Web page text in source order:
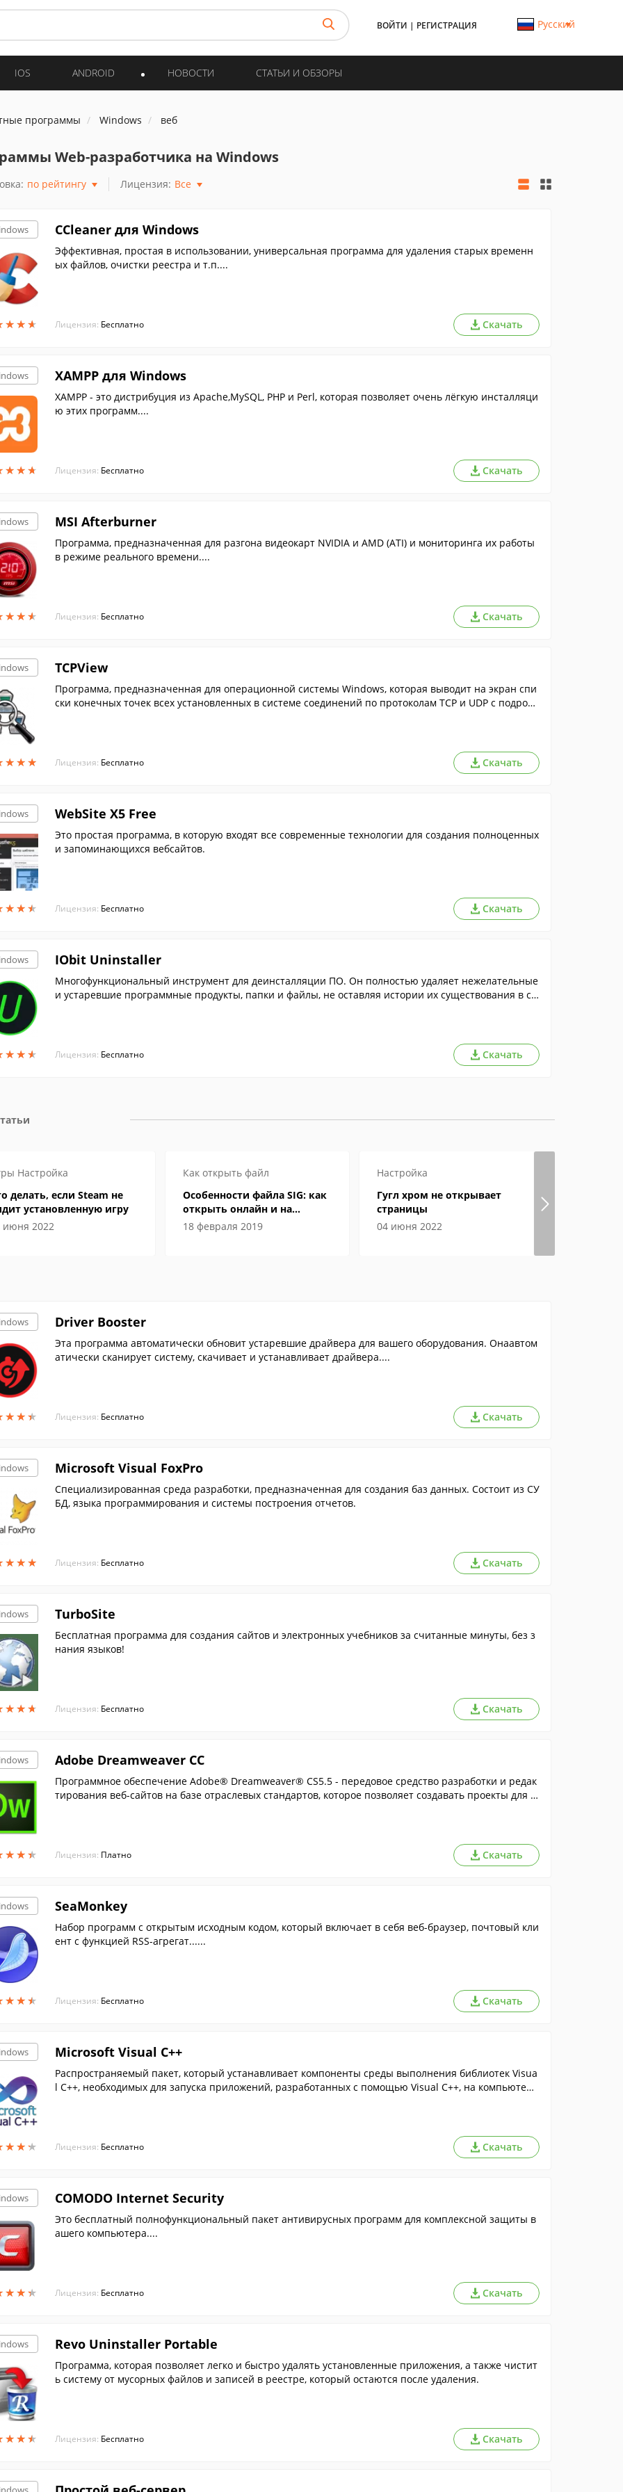
ВОЙТИ | РЕГИСТРАЦИЯ Русский
IOS ANDROID НОВОСТИ СТАТЬИ И ОБЗОРЫ
программы Windows веб
Web-разработчика на Windows
по рейтингу Лицензия: Все
★★★
★★★
CCleaner для Windows
Эффективная, простая в использовании, универсальная программа для удаления старых временн
ых файлов, очистки реестра и т.п....
Лицензия: Бесплатно Скачать
★★★
★★★
XAMPP для Windows
XAMPP - это дистрибуция из Apache,MySQL, PHP и Perl, которая позволяет очень лёгкую инсталляци
ю этих программ....
Лицензия: Бесплатно Скачать
★★★
★★★
MSI Afterburner
Программа, предназначенная для разгона видеокарт NVIDIA и AMD (ATI) и мониторинга их работы
в режиме реального времени....
Лицензия: Бесплатно Скачать
★★★
★★★
TCPView
Программа, предназначенная для операционной системы Windows, которая выводит на экран спи
ски конечных точек всех установленных в системе соединений по протоколам TCP и UDP с подробн
Лицензия: Бесплатно Скачать
★★★
★★★
WebSite X5 Free
Это простая программа, в которую входят все современные технологии для создания полноценных
и запоминающихся вебсайтов.
Лицензия: Бесплатно Скачать
★★★
★★★
IObit Uninstaller
Многофункциональный инструмент для деинсталляции ПО. Он полностью удаляет нежелательные
и устаревшие программные продукты, папки и файлы, не оставляя истории их существования в си
Лицензия: Бесплатно Скачать
Настройка
делать, если Steam не
установленную игру
июня 2022
Как открыть файл
Особенности файла SIG: как
открыть онлайн и на
компьютере
18 февраля 2019
Настройка
Гугл хром не открывает
страницы
04 июня 2022
★★★
★★★
Driver Booster
Эта программа автоматически обновит устаревшие драйвера для вашего оборудования. Онаавтом
атически сканирует систему, скачивает и устанавливает драйвера....
Лицензия: Бесплатно Скачать
★★★
★★★
Microsoft Visual FoxPro
Специализированная среда разработки, предназначенная для создания баз данных. Состоит из СУ
БД, языка программирования и системы построения отчетов.
Лицензия: Бесплатно Скачать
★★★
★★★
TurboSite
Бесплатная программа для создания сайтов и электронных учебников за считанные минуты, без з
нания языков!
Лицензия: Бесплатно Скачать
★★★
★★★
Adobe Dreamweaver CC
Программное обеспечение Adobe® Dreamweaver® CS5.5 - передовое средство разработки и редак
тирования веб-сайтов на базе отраслевых стандартов, которое позволяет создавать проекты для н
Лицензия: Платно Скачать
★★★
★★★
SeaMonkey
Набор программ с открытым исходным кодом, который включает в себя веб-браузер, почтовый кли
ент с функцией RSS-агрегат......
Лицензия: Бесплатно Скачать
★★★
★★★
Microsoft Visual C++
Распространяемый пакет, который устанавливает компоненты среды выполнения библиотек Visua
l C++, необходимых для запуска приложений, разработанных с помощью Visual C++, на компьютере
Лицензия: Бесплатно Скачать
★★★
★★★
COMODO Internet Security
Это бесплатный полнофункциональный пакет антивирусных программ для комплексной защиты в
ашего компьютера....
Лицензия: Бесплатно Скачать
★★★
★★★
Revo Uninstaller Portable
Программа, которая позволяет легко и быстро удалять установленные приложения, а также чистит
ь систему от мусорных файлов и записей в реестре, который остаются после удаления.
Лицензия: Бесплатно Скачать